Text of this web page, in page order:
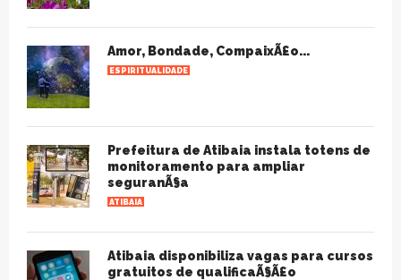
Amor, Bondade, CompaixÃ£o...
ESPIRITUALIDADE
Prefeitura de Atibaia instala totens de
monitoramento para ampliar
seguranÃ§a
ATIBAIA
Atibaia disponibiliza vagas para cursos
gratuitos de qualificaÃ§Ã£o